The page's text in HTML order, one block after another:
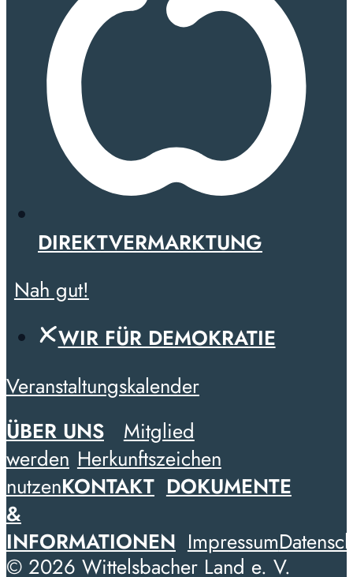
DIREKTVERMARKTUNG
Nah gut!
WIR FÜR DEMOKRATIE
Veranstaltungskalender
ÜBER UNS
Mitglied
werden Herkunftszeichen
nutzenKONTAKT DOKUMENTE
&
INFORMATIONEN Impressum
© 2026 Wittelsbacher Land e. V.